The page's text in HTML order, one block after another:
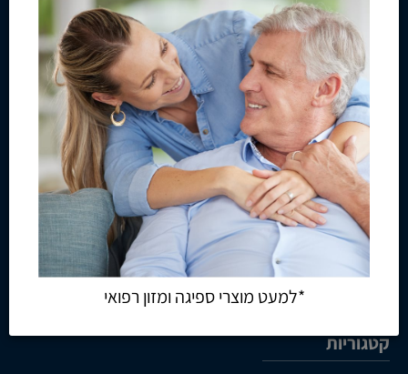
חיתולים למבוגרים
רולטורים למבוגרים
הליכונים למבוגרים
קלנועיות
רולטור 4 גלגלים
רולטור 3 גלגלים
רולטור 2 גלגלים
רולטור מתקפל
כסאות גלגלים
כסא גלגלים ממונע
כסא גלגלים חשמלי
כסא גלגלים קל משקל
כסא גלגלים מוסדי
קטגוריות
*למעט מוצרי ספיגה ומזון רפואי